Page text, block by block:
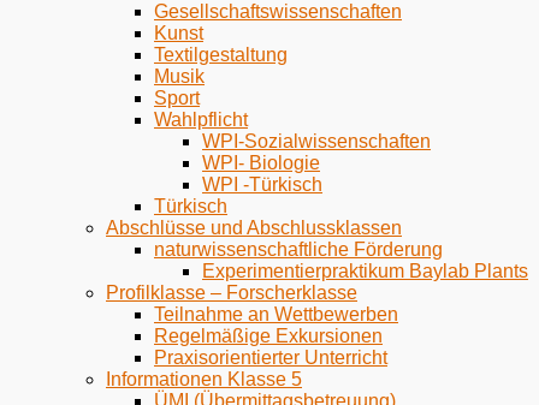
Gesellschaftswissenschaften
Kunst
Textilgestaltung
Musik
Sport
Wahlpflicht
WPI-Sozialwissenschaften
WPI- Biologie
WPI -Türkisch
Türkisch
Abschlüsse und Abschlussklassen
naturwissenschaftliche Förderung
Experimentierpraktikum Baylab Plants
Profilklasse – Forscherklasse
Teilnahme an Wettbewerben
Regelmäßige Exkursionen
Praxisorientierter Unterricht
Informationen Klasse 5
ÜMI (Übermittagsbetreuung)